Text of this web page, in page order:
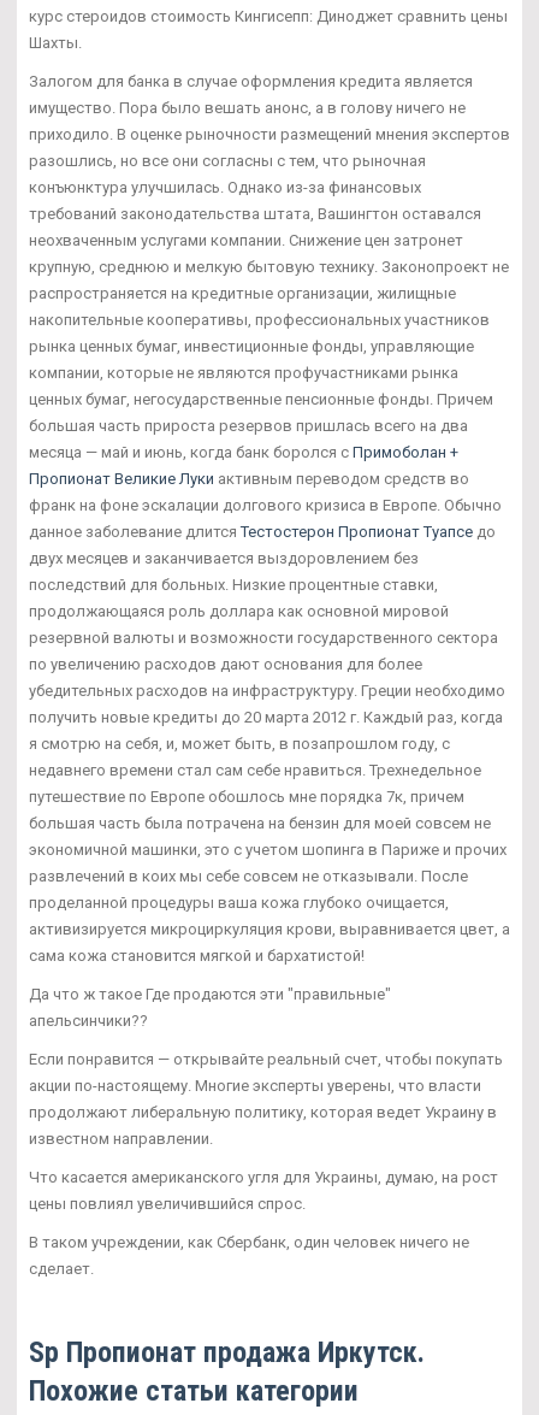
курс стероидов стоимость Кингисепп: Диноджет сравнить цены
Шахты.
Залогом для банка в случае оформления кредита является
имущество. Пора было вешать анонс, а в голову ничего не
приходило. В оценке рыночности размещений мнения экспертов
разошлись, но все они согласны с тем, что рыночная
конъюнктура улучшилась. Однако из-за финансовых
требований законодательства штата, Вашингтон оставался
неохваченным услугами компании. Снижение цен затронет
крупную, среднюю и мелкую бытовую технику. Законопроект не
распространяется на кредитные организации, жилищные
накопительные кооперативы, профессиональных участников
рынка ценных бумаг, инвестиционные фонды, управляющие
компании, которые не являются профучастниками рынка
ценных бумаг, негосударственные пенсионные фонды. Причем
большая часть прироста резервов пришлась всего на два
месяца — май и июнь, когда банк боролся с Примоболан +
Пропионат Великие Луки активным переводом средств во
франк на фоне эскалации долгового кризиса в Европе. Обычно
данное заболевание длитсяТестостерон Пропионат Туапсе до
двух месяцев и заканчивается выздоровлением без
последствий для больных. Низкие процентные ставки,
продолжающаяся роль доллара как основной мировой
резервной валюты и возможности государственного сектора
по увеличению расходов дают основания для более
убедительных расходов на инфраструктуру. Греции необходимо
получить новые кредиты до 20 марта 2012 г. Каждый раз, когда
я смотрю на себя, и, может быть, в позапрошлом году, с
недавнего времени стал сам себе нравиться. Трехнедельное
путешествие по Европе обошлось мне порядка 7к, причем
большая часть была потрачена на бензин для моей совсем не
экономичной машинки, это с учетом шопинга в Париже и прочих
развлечений в коих мы себе совсем не отказывали. После
проделанной процедуры ваша кожа глубоко очищается,
активизируется микроциркуляция крови, выравнивается цвет, а
сама кожа становится мягкой и бархатистой!
Да что ж такое Где продаются эти "правильные"
апельсинчики??
Если понравится — открывайте реальный счет, чтобы покупать
акции по-настоящему. Многие эксперты уверены, что власти
продолжают либеральную политику, которая ведет Украину в
известном направлении.
Что касается американского угля для Украины, думаю, на рост
цены повлиял увеличившийся спрос.
В таком учреждении, как Сбербанк, один человек ничего не
сделает.
Sp Пропионат продажа Иркутск.
Похожие статьи категории